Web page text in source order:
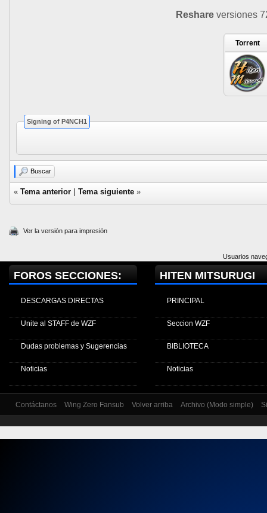
Reshare versiones
Torrent
Signing of P4NCH1
Buscar
« Tema anterior Tema siguiente »
Ver la versión para impresión
Usuarios
FOROS SECCIONES:
DESCARGAS DIRECTAS
Unite al STAFF de WZF
Dudas problemas y Sugerencias
Noticias
HITEN MITSURUGI
PRINCIPAL
Seccion WZF
BIBLIOTECA
Noticias
Contáctanos Wing Zero Fansub Volver arriba Archivo (Modo simple)